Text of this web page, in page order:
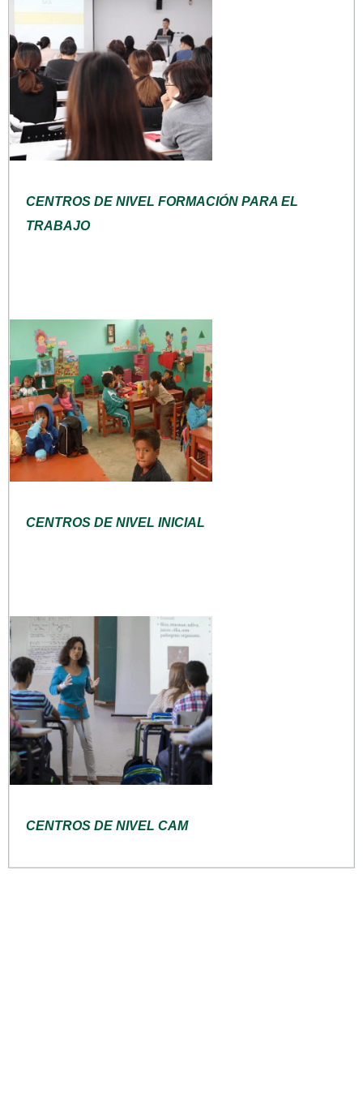
CENTROS DE NIVEL FORMACIÓN PARA EL
TRABAJO
CENTROS DE NIVEL INICIAL
CENTROS DE NIVEL CAM